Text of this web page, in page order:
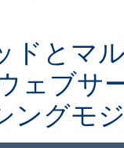
ドとマ
ェブサ
ングモ